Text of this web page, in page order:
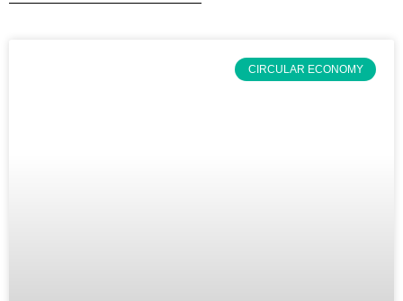
CIRCULAR ECONOMY